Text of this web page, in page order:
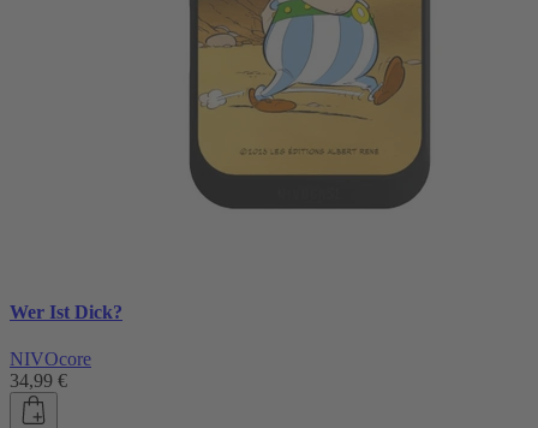
Wer Ist Dick?
NIVOcore
34,99 €